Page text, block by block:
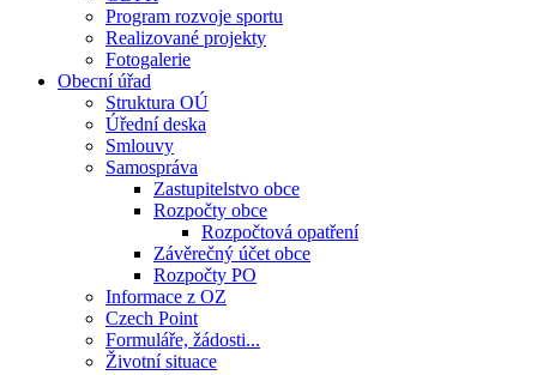
Program rozvoje sportu
Realizované projekty
Fotogalerie
Obecní úřad
Struktura OÚ
Úřední deska
Smlouvy
Samospráva
Zastupitelstvo obce
Rozpočty obce
Rozpočtová opatření
Závěrečný účet obce
Rozpočty PO
Informace z OZ
Czech Point
Formuláře, žádosti...
Životní situace